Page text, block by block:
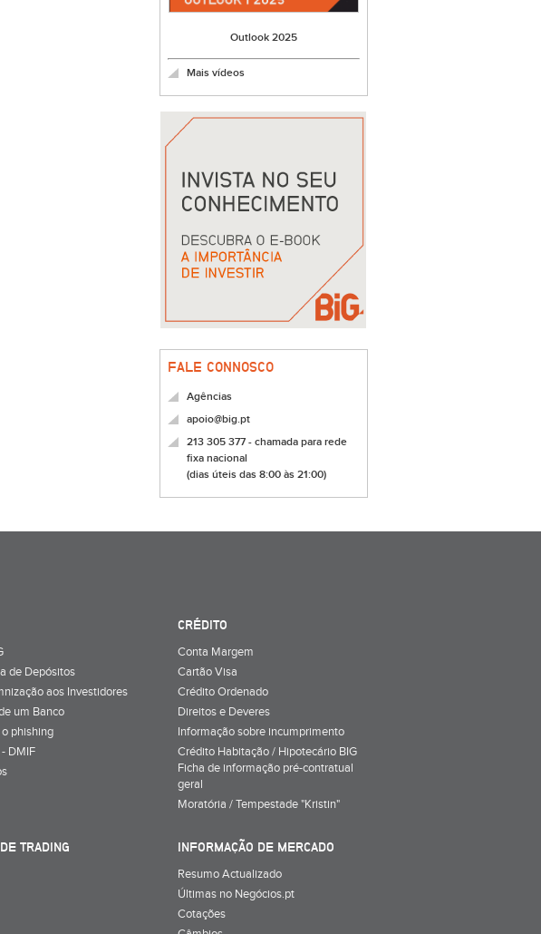
Outlook 2025
Mais vídeos
FALE CONNOSCO
Agências
apoio@big.pt
213 305 377 - chamada para rede
fixa nacional
(dias úteis das 8:00 às 21:00)
de Depósitos
aos Investidores
um Banco
phishing
DMIF
CRÉDITO
Conta Margem
Cartão Visa
Crédito Ordenado
Direitos e Deveres
Informação sobre incumprimento
Crédito Habitação / Hipotecário BIG
Ficha de informação pré-contratual
geral
Moratória / Tempestade "Kristin"
TRADING
INFORMAÇÃO DE MERCADO
Resumo Actualizado
Últimas no Negócios.pt
Cotações